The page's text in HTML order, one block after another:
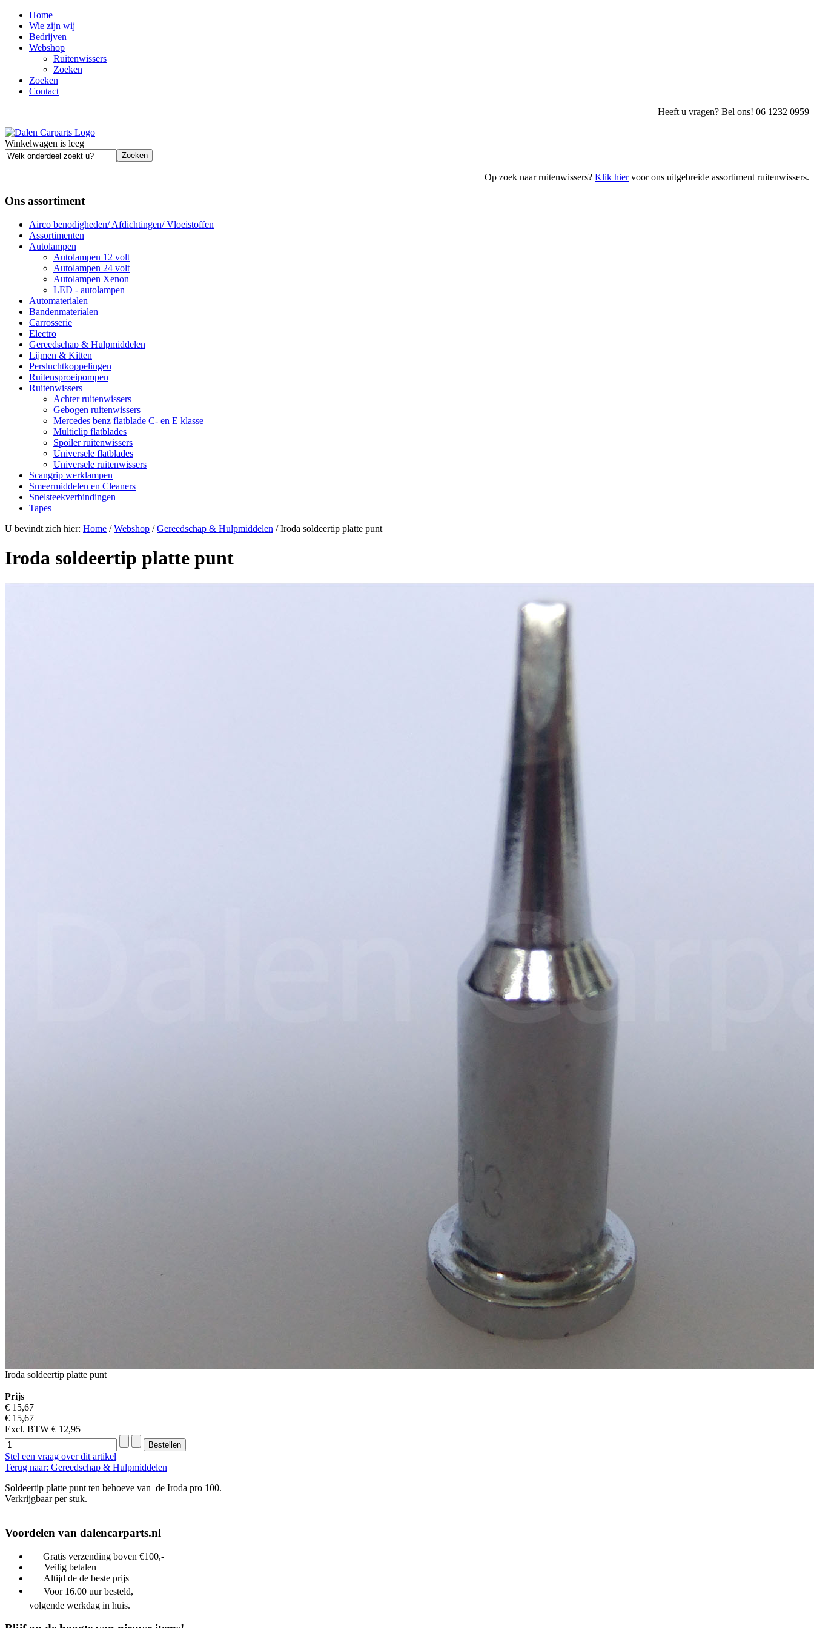
Home
Wie zijn wij
Bedrijven
Webshop
Ruitenwissers
Zoeken
Zoeken
Contact
Heeft u vragen? Bel ons! 06 1232 0959
Winkelwagen is leeg
Op zoek naar ruitenwissers? Klik hiervoor ons uitgebreide assortiment ruitenwissers.
Ons assortiment
Airco benodigheden/ Afdichtingen/ Vloeistoffen
Assortimenten
Autolampen
Autolampen 12 volt
Autolampen 24 volt
Autolampen Xenon
LED - autolampen
Automaterialen
Bandenmaterialen
Carrosserie
Electro
Gereedschap & Hulpmiddelen
Lijmen & Kitten
Persluchtkoppelingen
Ruitensproeipompen
Ruitenwissers
Achter ruitenwissers
Gebogen ruitenwissers
Mercedes benz flatblade C- en E klasse
Multiclip flatblades
Spoiler ruitenwissers
Universele flatblades
Universele ruitenwissers
Scangrip werklampen
Smeermiddelen en Cleaners
Snelsteekverbindingen
Tapes
U bevindt zich hier: Home /Webshop /Gereedschap & Hulpmiddelen /Iroda soldeertip platte punt
Iroda soldeertip platte punt
Iroda soldeertip platte punt
Prijs
€ 15,67
€ 15,67
Excl. BTW € 12,95
Stel een vraag over dit artikel
Terug naar: Gereedschap & Hulpmiddelen
Soldeertip platte punt ten behoeve van de Iroda pro 100.
Verkrijgbaar per stuk.
Voordelen van dalencarparts.nl
Gratis verzending boven €100,-
Veilig betalen
Altijd de de beste prijs
Voor 16.00 uur besteld,
volgende werkdag in huis.